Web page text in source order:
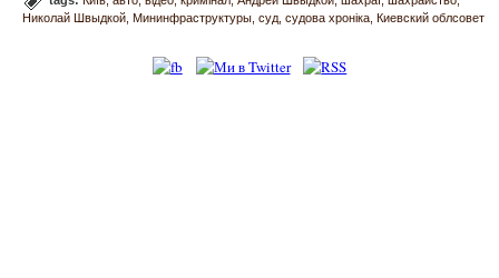
Николай Швыдкой Мининфраструктуры суд судова хроніка Киевский облсовет